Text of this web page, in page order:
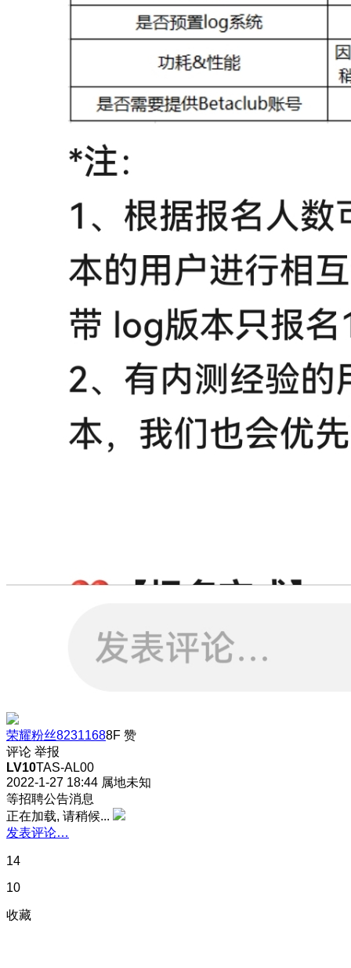
荣耀粉丝82311688F 赞
评论 举报
LV10TAS-AL00
2022-1-27 18:44 属地未知
等招聘公告消息
正在加载, 请稍候...
发表评论…
14
10
收藏